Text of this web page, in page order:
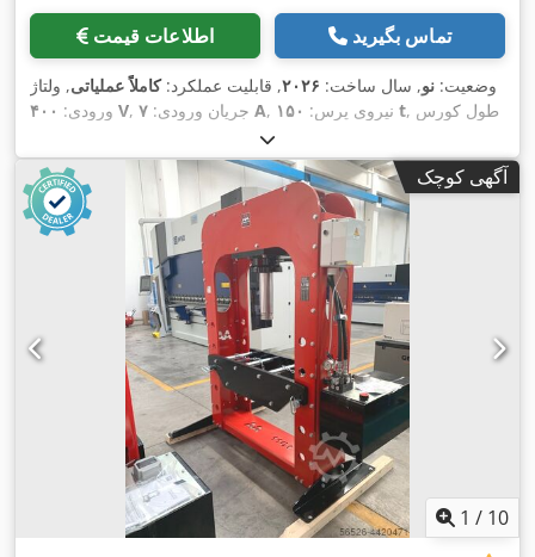
اطلاعات قیمت تماس بگیرید
وضعیت: نو, سال ساخت: ۲۰۲۶, قابلیت عملکرد:کاملاً عملیاتی, ولتاژ
ورودی: ۴۰۰ V , جریان ورودی: ۷ A , نیروی پرس: ۱۵۰ t, طول کورس
, تجهیزات:
آگهی کوچک
1 / 10